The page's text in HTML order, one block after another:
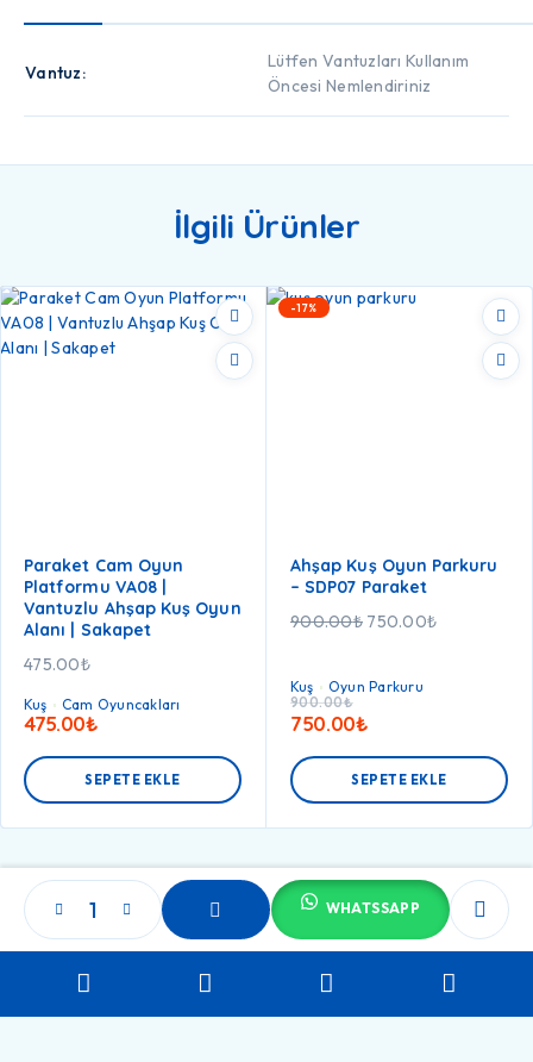
EKLE
WHATSSAPP
Vantuz
Lütfen Vantuzları Kullanım
Öncesi Nemlendiriniz
İlgili Ürünler
Paraket Cam Oyun
Platformu VA08 |
Vantuzlu Ahşap Kuş Oyun
Alanı | Sakapet
475.00₺
Kuş Cam Oyuncakları
475.00₺
SEPETE EKLE
-17%
Ahşap Kuş Oyun Parkuru
– SDP07 Paraket
900.00₺ 750.00₺
Kuş
Oyun Parkuru
900.00₺
750.00₺
SEPETE EKLE